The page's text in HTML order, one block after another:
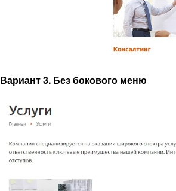
Вариант 3. Без бокового меню